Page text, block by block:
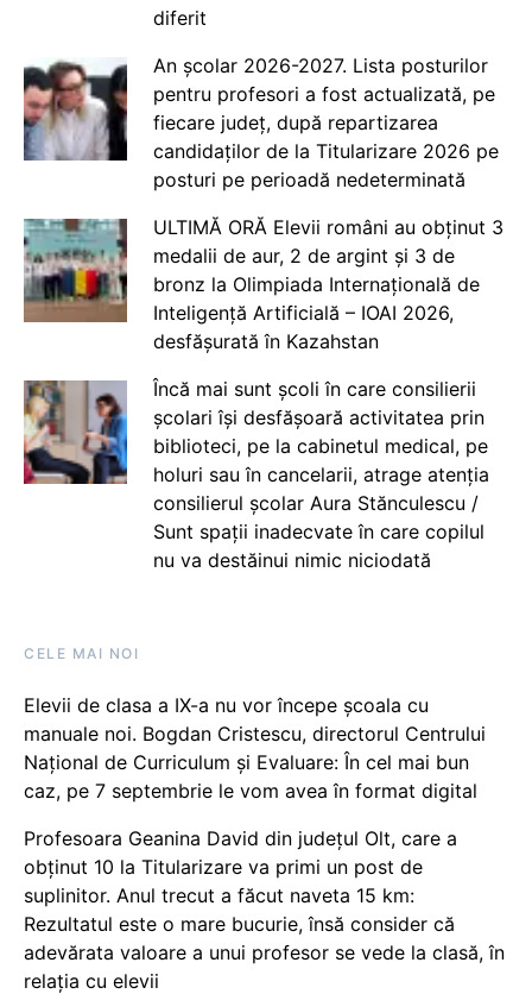
diferit
An școlar 2026-2027. Lista posturilor
pentru profesori a fost actualizată, pe
fiecare județ, după repartizarea
candidaților de la Titularizare 2026 pe
posturi pe perioadă nedeterminată
ULTIMĂ ORĂ Elevii români au obținut 3
medalii de aur, 2 de argint și 3 de
bronz la Olimpiada Internațională de
Inteligență Artificială – IOAI 2026,
desfășurată în Kazahstan
Încă mai sunt școli în care consilierii
școlari își desfășoară activitatea prin
biblioteci, pe la cabinetul medical, pe
holuri sau în cancelarii, atrage atenția
consilierul școlar Aura Stănculescu /
Sunt spații inadecvate în care copilul
nu va destăinui nimic niciodată
CELE MAI NOI
Elevii de clasa a IX-a nu vor începe școala cu
manuale noi. Bogdan Cristescu, directorul Centrului
Național de Curriculum și Evaluare: În cel mai bun
caz, pe 7 septembrie le vom avea în format digital
Profesoara Geanina David din județul Olt, care a
obținut 10 la Titularizare va primi un post de
suplinitor. Anul trecut a făcut naveta 15 km:
Rezultatul este o mare bucurie, însă consider că
adevărata valoare a unui profesor se vede la clasă, în
relația cu elevii